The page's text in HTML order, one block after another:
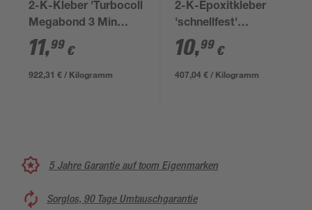
2-K-Kleber 'Turbocoll
Megabond 3 Min
TurboMIX' schwarz
12,5 g
11,99 €
922,31 € / Kilogramm
2-K-Epoxitkleber
'schnellfest'
transparent 27 g
10,99 €
407,04 € / Kilogramm
5 Jahre Garantie auf toom Eigenmarken
Sorglos, 90 Tage Umtauschgarantie